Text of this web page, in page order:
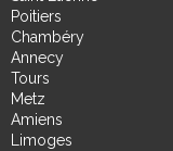
Poitiers
Chambéry
Annecy
Tours
Metz
Amiens
Limoges